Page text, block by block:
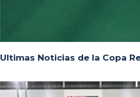
Ultimas Noticias de la Copa